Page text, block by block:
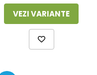
VEZI VARIANTE